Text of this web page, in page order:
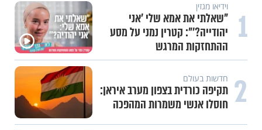
1 וידיאו מגזין
"שאלתי את אמא שלי 'אני
יהודייה?'": קטרין נמני על מסע
ההתחזקות המרגש
2 חדשות בעולם
תקיפה כורדית בצפון מערב איראן:
חוסלו אנשי משמרות המהפכה